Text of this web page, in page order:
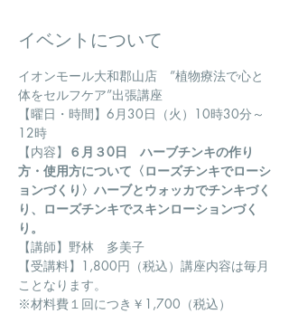
イベントについて
イオンモール大和郡山店　”植物療法で心と
体をセルフケア”出張講座
【曜日・時間】6月30日（火）10時30分～
12時
【内容】 ６月３0日　ハーブチンキの作り
方・使用方について〈ローズチンキでローシ
ョンづくり〉ハーブとウォッカでチンキづく
り、ローズチンキでスキンローションづく
り。
【講師】野林　多美子
【受講料】1,800円（税込）講座内容は毎月
ことなります。
※材料費１回につき￥1,700（税込）